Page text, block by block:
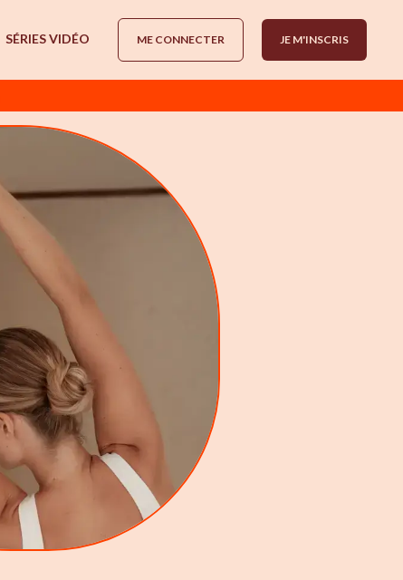
SÉRIES VIDÉO ME CONNECTER JE M'INSCRIS